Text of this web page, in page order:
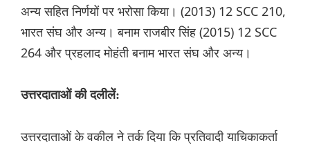
अन्य सहित निर्णयों पर भरोसा किया। (2013) 12 SCC 210,
भारत संघ और अन्य। बनाम राजबीर सिंह (2015) 12 SCC
264 और प्रहलाद मोहंती बनाम भारत संघ और अन्य।
उत्तरदाताओं की दलीलें:
उत्तरदाताओं के वकील ने तर्क दिया कि प्रतिवादी याचिकाकर्ता